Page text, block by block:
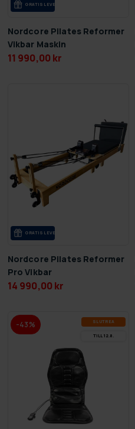
GRA­TIS LE­VE­RANS
Nordcore Pilates Reformer
Vikbar Maskin
11 990,00 kr
GRA­TIS LE­VE­RANS
Nordcore Pilates Reformer
Pro Vikbar
14 990,00 kr
-43% SLUT­REA
TILL 12.8.